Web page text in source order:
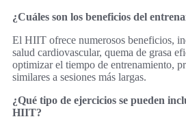
¿Cuáles son los beneficios del
El HIIT ofrece numerosos beneficios,
salud cardiovascular, quema de grasa
optimizar el tiempo de entrenamiento,
similares a sesiones más largas.
¿Qué tipo de ejercicios se pueden
HIIT?